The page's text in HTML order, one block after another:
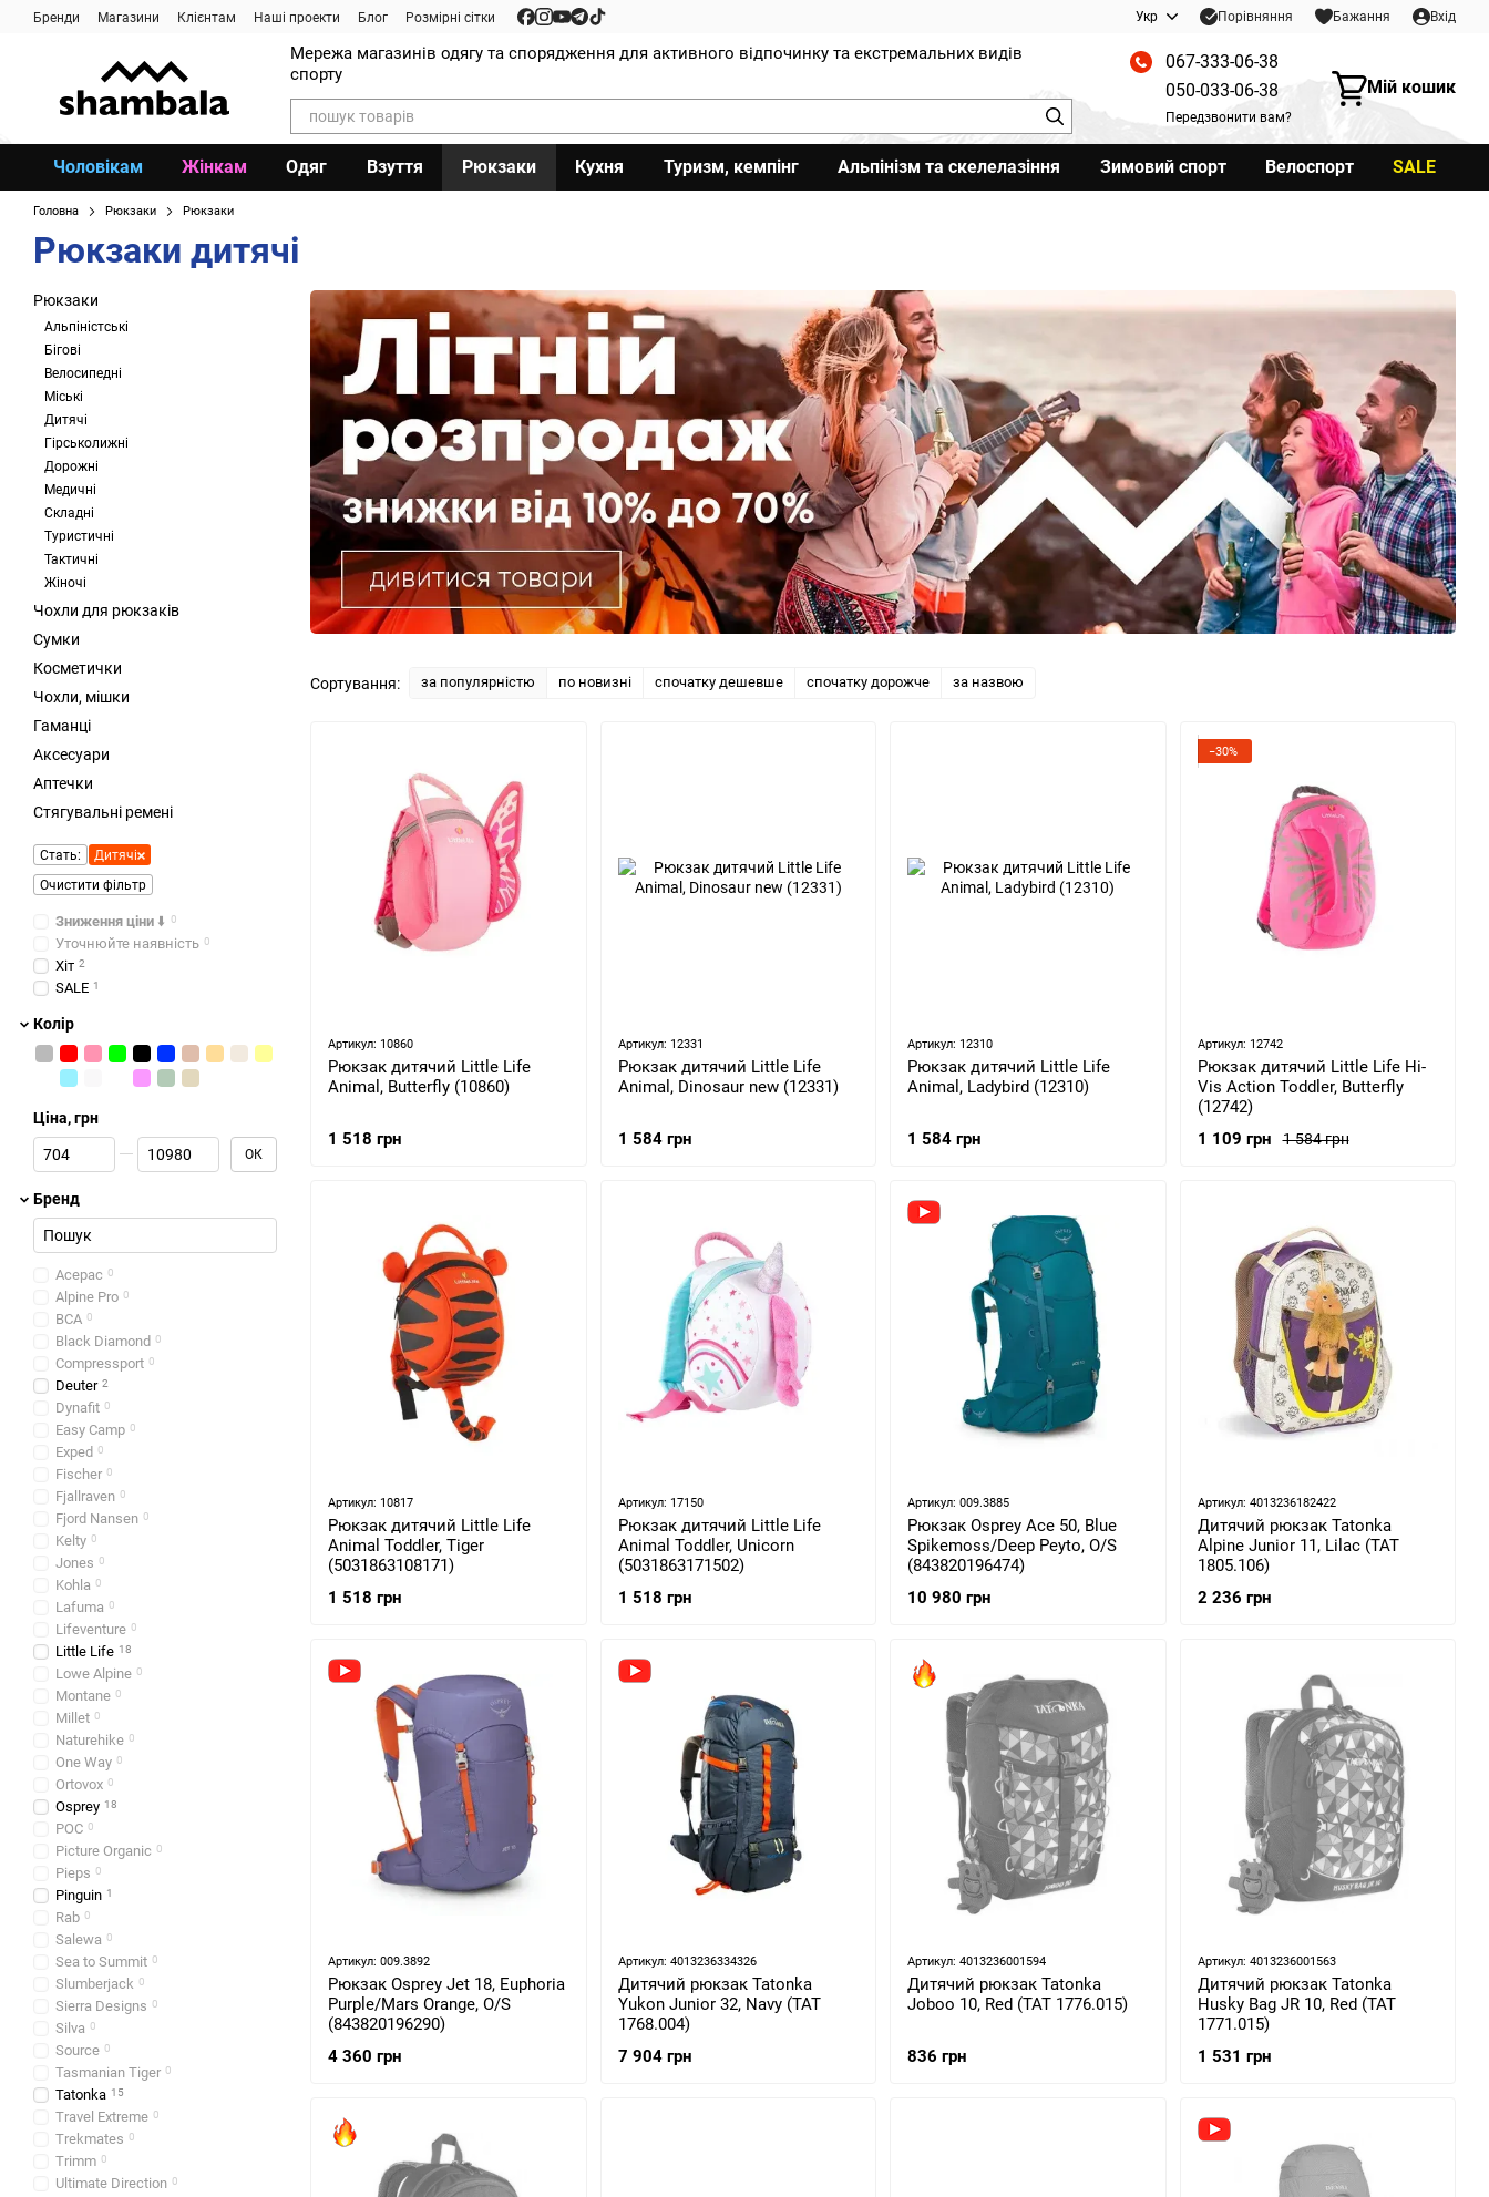
Перейти до основного контенту
Бренди Магазини Клієнтам Наші проекти Блог Розмірні сітки Укр Порівняння Бажання Вхід
Мережа магазинів одягу та спорядження для активного відпочинку та екстремальних видів
спорту
067-333-06-38
050-033-06-38
Передзвонити вам?
Мій кошик
Чоловікам Жінкам Одяг Взуття Рюкзаки Кухня Туризм, кемпінг Альпінізм та скелелазіння Зимовий спорт Велоспорт SALE
Головна Рюкзаки Рюкзаки
Рюкзаки дитячі
Сортування: за популярністю по новизні спочатку дешевше спочатку дорожче за назвою
Артикул: 10860
Рюкзак дитячий Little Life
Animal, Butterfly (10860)
1 518 грн
Артикул: 12331
Рюкзак дитячий Little Life
Animal, Dinosaur new (12331)
1 584 грн
Артикул: 12310
Рюкзак дитячий Little Life
Animal, Ladybird (12310)
1 584 грн
−30%
Артикул: 12742
Рюкзак дитячий Little Life Hi-
Vis Action Toddler, Butterfly
(12742)
1 584 грн
1 109 грн
Артикул: 10817
Рюкзак дитячий Little Life
Animal Toddler, Tiger
(5031863108171)
1 518 грн
Артикул: 17150
Рюкзак дитячий Little Life
Animal Toddler, Unicorn
(5031863171502)
1 518 грн
Артикул: 009.3885
Рюкзак Osprey Ace 50, Blue
Spikemoss/Deep Peyto, O/S
(843820196474)
10 980 грн
Артикул: 4013236182422
Дитячий рюкзак Tatonka
Alpine Junior 11, Lilac (TAT
1805.106)
2 236 грн
Артикул: 009.3892
Рюкзак Osprey Jet 18, Euphoria
Purple/Mars Orange, O/S
(843820196290)
4 360 грн
Артикул: 4013236334326
Дитячий рюкзак Tatonka
Yukon Junior 32, Navy (TAT
1768.004)
7 904 грн
Артикул: 4013236001594
Дитячий рюкзак Tatonka
Joboo 10, Red (TAT 1776.015)
836 грн
Артикул: 4013236001563
Дитячий рюкзак Tatonka
Husky Bag JR 10, Red (TAT
1771.015)
1 531 грн
Рюкзаки
Альпіністські
Бігові
Велосипедні
Міські
Дитячі
Гірськолижні
Дорожні
Медичні
Складні
Туристичні
Тактичні
Жіночі
Чохли для рюкзаків
Сумки
Косметички
Чохли, мішки
Гаманці
Аксесуари
Аптечки
Стягувальні ремені
Стать:
Дитячі
Очистити фільтр
Зниження ціни ⬇️ 0
Уточнюйте наявність 0
Хіт 2
SALE 1
Колір
Ціна, грн
Від Ціна, грн
До Ціна, грн ОК
Бренд
Acepac 0
Alpine Pro 0
BCA 0
Black Diamond 0
Compressport 0
Deuter 2
Dynafit 0
Easy Camp 0
Exped 0
Fischer 0
Fjallraven 0
Fjord Nansen 0
Kelty 0
Jones 0
Kohla 0
Lafuma 0
Lifeventure 0
Little Life 18
Lowe Alpine 0
Montane 0
Millet 0
Naturehike 0
One Way 0
Ortovox 0
Osprey 18
POC 0
Picture Organic 0
Pieps 0
Pinguin 1
Rab 0
Salewa 0
Sea to Summit 0
Slumberjack 0
Sierra Designs 0
Silva 0
Source 0
Tasmanian Tiger 0
Tatonka 15
Travel Extreme 0
Trekmates 0
Trimm 0
Ultimate Direction 0